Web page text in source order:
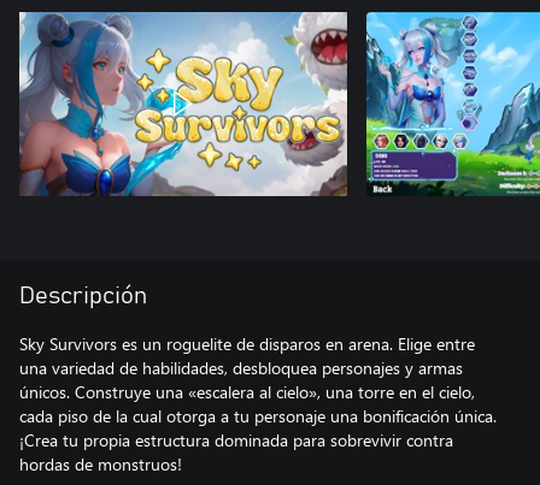
Descripción
Sky Survivors es un roguelite de disparos en arena. Elige entre
una variedad de habilidades, desbloquea personajes y armas
únicos. Construye una «escalera al cielo», una torre en el cielo,
cada piso de la cual otorga a tu personaje una bonificación única.
¡Crea tu propia estructura dominada para sobrevivir contra
hordas de monstruos!